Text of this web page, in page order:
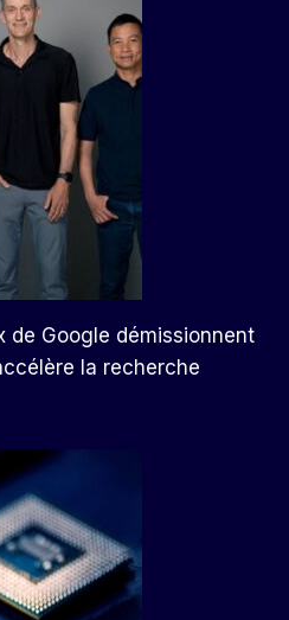
de Google démissionnent
la recherche